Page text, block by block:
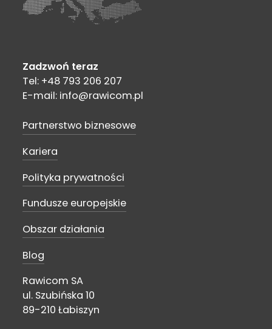
Zadzwoń teraz
Tel: +48 793 206 207
E-mail: info@rawicom.pl
Partnerstwo biznesowe
Kariera
Polityka prywatności
Fundusze europejskie
Obszar działania
Blog
Rawicom SA
ul. Szubińska 10
89-210 Łabiszyn